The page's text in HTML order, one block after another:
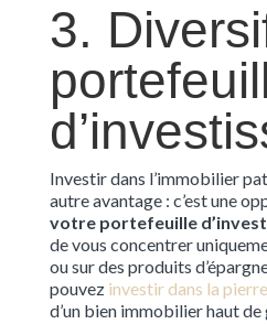
3.
Investir dans l’immobilier
autre avantage : c’est une
votre portefeuille
de vous concentrer
ou sur des produits
pouvez investir dans la pierre
d’un bien immobilier haut de